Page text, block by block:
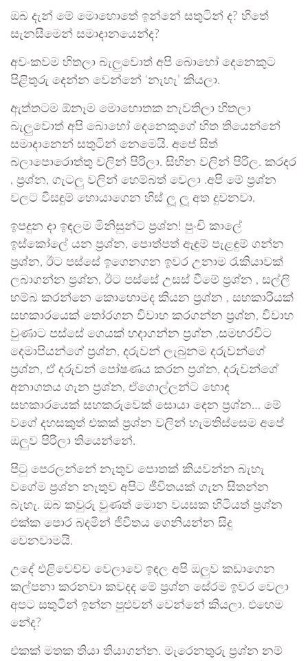
ඔබ දැන් මේ මොහොතේ ඉන්නේ සතුටින් ද? හිතේ
සැනසීමෙන් සමාදානයෙන්ද?
අවංකවම හිතලා බැලුවොත් අපි බොහෝ දෙනෙකුට
පිළිතුරු දෙන්න වෙන්නේ ‘නැහැ’ කියලා.
ඇත්තටම ඕනෑම මොහොතක නැවතිලා හිතලා
බැලුවොත් අපි බොහෝ දෙනෙකුගේ හිත තියෙන්නේ
සමාදානෙන් සතුටින් නෙමෙයි. අපේ සිත්
බලාපොරොත්තු වලින් පිරිලා. සිහින වලින් පිරිල. කරදර
, ප්‍රශ්න, ගැටලු වලින් හෙම්බත් වෙලා .අපි මේ ප්‍රශ්න
වලට විසඳුම් හොයාගෙන හිස් ලූ ලූ අත දුවනවා.
ඉපදුන දා ඉඳලම මිනිසුන්ට ප්‍රශ්න! පුංචි කාලේ
ඉස්කෝලේ යන ප්‍රශ්න, පොත්පත් ඇඳුම් පැළඳුම් ගන්න
ප්‍රශ්න, ඊට පස්සේ ඉගෙනගන ඉවර උනාම රැකියාවක්
ලබාගන්න ප්‍රශ්න, ඊට පස්සේ උසස් වීමේ ප්‍රශ්න , සල්ලි
හම්බ කරන්නෙ කොහොමද කියන ප්‍රශ්න , සහකාරියක්
සහකාරයෙක් තෝරගන විවාහ කරගන්න ප්‍රශ්න, විවාහ
වුණාට පස්සේ ගෙයක් හදාගන්න ප්‍රශ්න ,සමහරවිට
දෙමාපියන්ගේ ප්‍රශ්න, දරුවන් ලැබුනම දරුවන්ගේ
ප්‍රශ්න, ඒ දරුවන් පෝෂණය කරන ප්‍රශ්න, දරුවන්ගේ
අනාගතය ගැන ප්‍රශ්න, ඒගොල්ලන්ට හොඳ
සහකාරයෙක් සහකරුවෙක් සොයා දෙන ප්‍රශ්න… මේ
වගේ දහසකුත් එකක් ප්‍රශ්න වලින් හැමතිස්සෙම අපේ
ඔලුව පිරිලා තියෙන්නේ.
පිටු පෙරලන්නේ නැතුව පොතක් කියවන්න බැහැ
වගේම ප්‍රශ්න නැතුව අපිට ජීවිතයක් ගැන සිතන්න
බැහැ. ඔබ කවුරු වුණත් මොන වයසක හිටියත් ප්‍රශ්න
එක්ක පොර බදමින් ජීවිතය ගෙනියන්න සිදු
වෙනවාමයි.
උදේ එළිවෙච්ච වෙලාවෙ ඉඳල අපි ඔලුව කඩාගෙන
කල්පනා කරනවා කවදද මේ ප්‍රශ්න සේරම ඉවර වෙලා
අපට සතුටින් ඉන්න පුළුවන් වෙන්නේ කියලා. එහෙම
නේද?
එකක් මතක තියා තියාගන්න. මැරෙනතුරු ප්‍රශ්න නම්